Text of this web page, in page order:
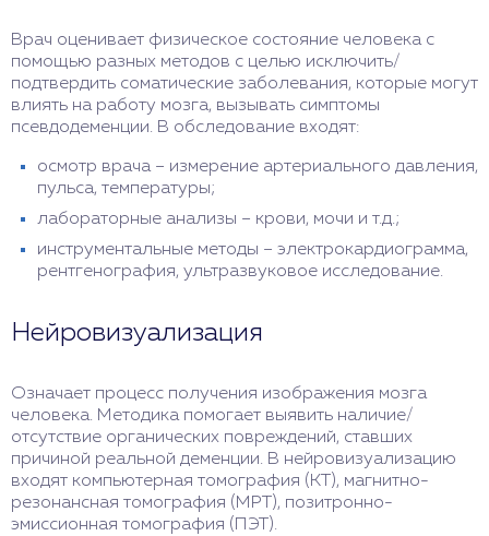
Врач оценивает физическое состояние человека с
помощью разных методов с целью исключить/
подтвердить соматические заболевания, которые могут
влиять на работу мозга, вызывать симптомы
псевдодеменции. В обследование входят:
осмотр врача – измерение артериального давления,
пульса, температуры;
лабораторные анализы – крови, мочи и т.д.;
инструментальные методы – электрокардиограмма,
рентгенография, ультразвуковое исследование.
Нейровизуализация
Означает процесс получения изображения мозга
человека. Методика помогает выявить наличие/
отсутствие органических повреждений, ставших
причиной реальной деменции. В нейровизуализацию
входят компьютерная томография (КТ), магнитно-
резонансная томография (МРТ), позитронно-
эмиссионная томография (ПЭТ).